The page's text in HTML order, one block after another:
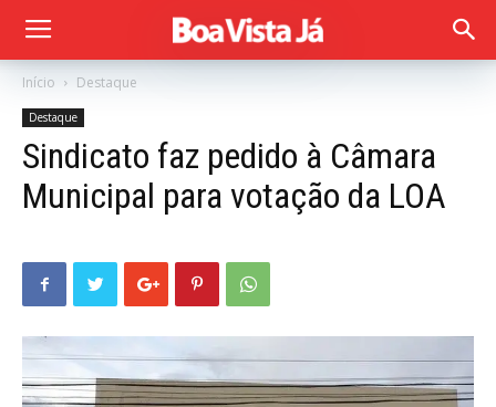
Início Destaque
Destaque
Sindicato faz pedido à Câmara
Municipal para votação da LOA